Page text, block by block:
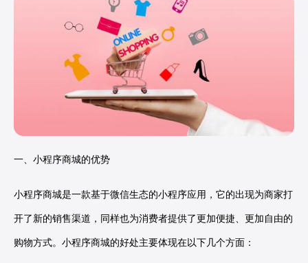
一、小程序商城的优势
小程序商城是一款基于微信生态的小程序应用，它的出现为商家打
开了新的销售渠道，同样也为消费者提供了更加便捷、更加自由的
购物方式。小程序商城的好处主要体现在以下几个方面：